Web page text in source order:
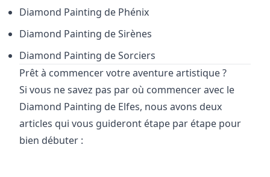
Diamond Painting de Phénix
Diamond Painting deSirènes
Diamond Painting deSorciers
Prêt à commencer votre aventure artistique ?
Si vous ne savez pas par où commencer avec le
Diamond Painting de Elfes, nous avons deux
articles qui vous guideront étape par étape pour
bien débuter :